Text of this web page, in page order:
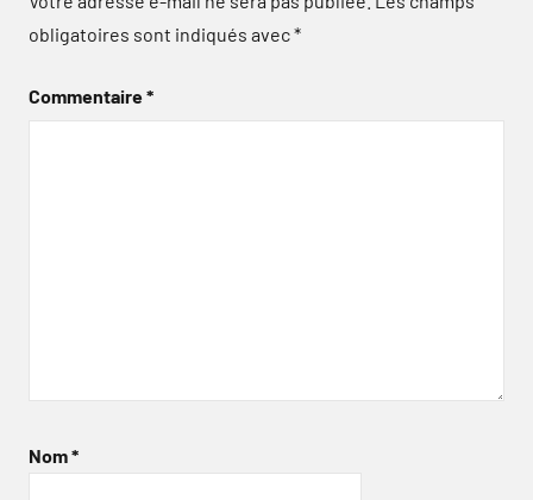
obligatoires sont indiqués avec*
Commentaire*
Nom*